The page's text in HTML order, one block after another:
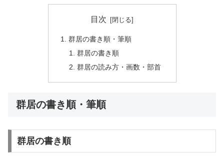
目次
群居の書き順・筆順
群居の書き順
群居の読み方・画数・部首
群居の書き順・筆順
群居の書き順